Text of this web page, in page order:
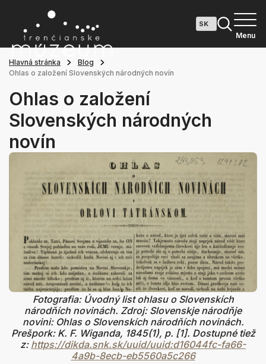
Menu
Hlavná stránka
Blog
Ohlas o založení Slovenských národných novín
Ohlas o založení
Slovenských národných
novín
Fotografia: Úvodný list ohlasu o Slovenskích
národňích novinách. Zdroj: Slovenskje národňje
novini: Ohlas o Slovenskích národňích novinách.
Prešpork: K. F. Wiganda, 1845(1), p. [1]. Dostupné tiež
z: https://dikda.snk.sk/uuid/uuid:d16044fc-fa66-
4a9b-8ecb-eb5560a5c266